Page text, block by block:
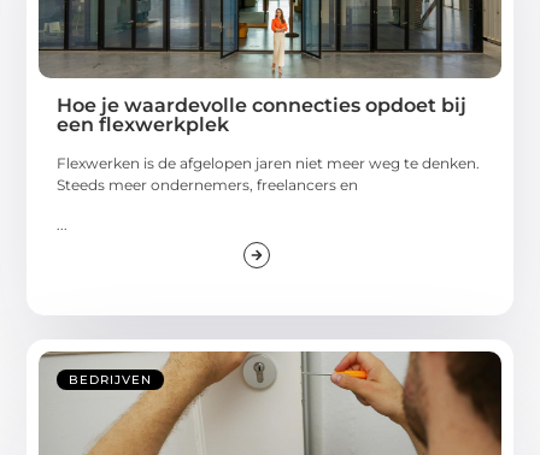
Hoe je waardevolle connecties opdoet bij
een flexwerkplek
Flexwerken is de afgelopen jaren niet meer weg te denken.
Steeds meer ondernemers, freelancers en
BEDRIJVEN